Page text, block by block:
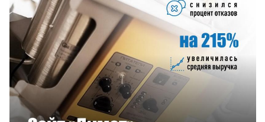
Смотреть проект